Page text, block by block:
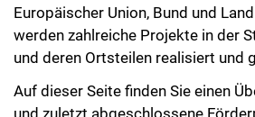
Europäischer Union, Bund und
werden zahlreiche Projekte in der
und deren Ortsteilen realisiert und
Auf dieser Seite finden Sie einen